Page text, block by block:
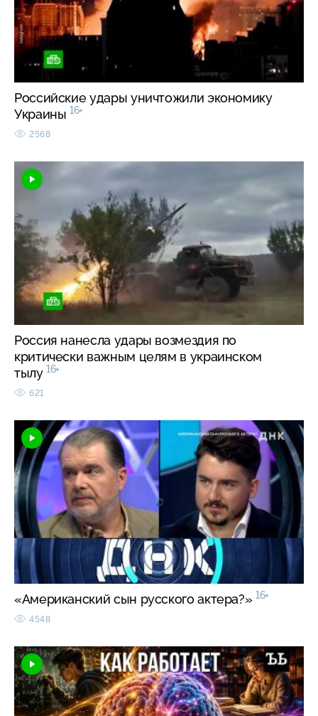
Российские удары уничтожили экономику
Украины 16+
2568
Россия нанесла удары возмездия по
критически важным целям в украинском
тылу 16+
621
«Американский сын русского актера?» 16+
4548